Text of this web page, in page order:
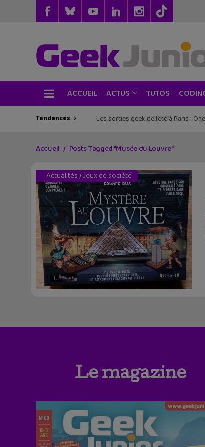
ACCUEIL ACTUS TUTOS
Tendances Les sorties geek de l’été à Paris :
Accueil Posts Tagged "Musée du Louvre"
Actualités/Jeux de société
Le magazine